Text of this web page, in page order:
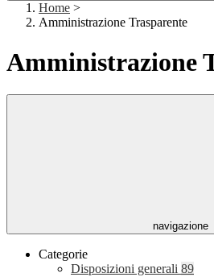
Home >
Amministrazione Trasparente
Amministrazione
navigazione
Categorie
Disposizioni generali 89